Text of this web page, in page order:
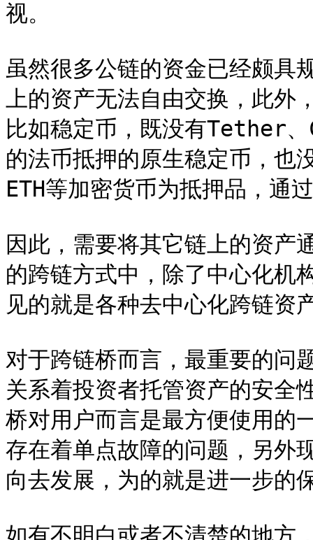
视。
虽然很多公链的资金已经颇具
上的资产无法自由交换，此
比如稳定币，既没有Tether
的法币抵押的原生稳定币，也
ETH等加密货币为抵押品，通
因此，需要将其它链上的资产
的跨链方式中，除了中心化机
见的就是各种去中心化跨链资
对于跨链桥而言，最重要的问
关系着投资者托管资产的安全
桥对用户而言是最方便使用的
存在着单点故障的问题，另外
向去发展，为的就是进一步的